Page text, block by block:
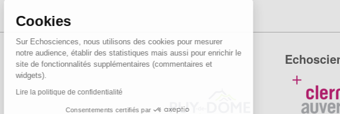
Cookies
Sur Echosciences, nous utilisons des cookies pour mesurer
notre audience, établir des statistiques mais aussi pour enrichir le
site de fonctionnalités supplémentaires (commentaires et
widgets).
Lire la politique de confidentialité
Consentements certifiés par